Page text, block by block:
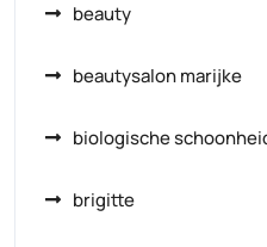
beauty
beautysalon marijke
biologische
brigitte